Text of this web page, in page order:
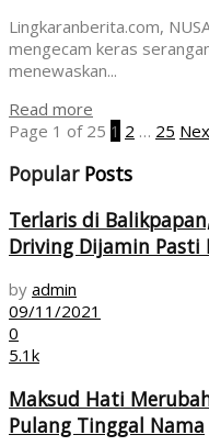
Lingkaranberita.com,
mengecam keras
menewaskan...
Read more
Page 1 of 25 1 2 … 25
Popular Posts
Terlaris di
Driving Dijamin Pasti
by admin
09/11/2021
0
5.1k
Maksud Hati
Pulang Tinggal Nama